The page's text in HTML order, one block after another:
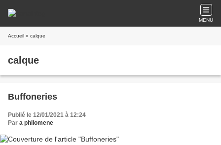
MENU
Accueil » calque
calque
Buffoneries
Publié le 12/01/2021 à 12:24
Par a philomene